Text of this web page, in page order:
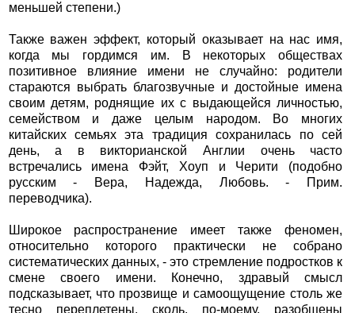
меньшей степени.)
Также важен эффект, который оказывает на нас имя,
когда мы гордимся им. В некоторых обществах
позитивное влияние имени не случайно: родители
стараются выбрать благозвучные и достойные имена
своим детям, роднящие их с выдающейся личностью,
семейством и даже целым народом. Во многих
китайских семьях эта традиция сохранилась по сей
день, а в викторианской Англии очень часто
встречались имена Фэйт, Хоуп и Черити (подобно
русским - Вера, Надежда, Любовь. - Прим.
переводчика).
Широкое распространение имеет также феномен,
относительно которого практически не собрано
систематических данных, - это стремление подростков к
смене своего имени. Конечно, здравый смысл
подсказывает, что прозвище и самоощущение столь же
тесно переплетены, сколь, по-моему, разобщены